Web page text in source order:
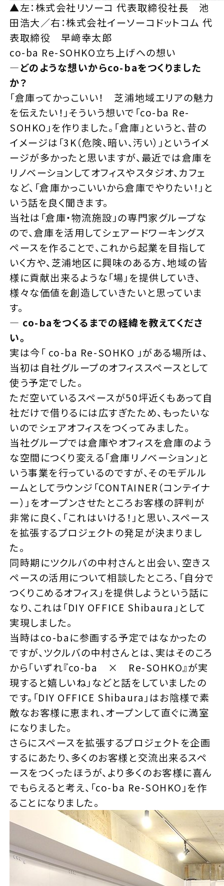
▲左：株式会社リソーコ 代表取締役社長 池
田浩大／右：株式会社イーソーコドットコム 代
表取締役 早﨑幸太郎
co-ba Re-SOHKO立ち上げへの想い
—どのような想いからco-baをつくりました
か？
「倉庫ってかっこいい！ 芝浦地域エリアの魅力
を伝えたい！」そういう想いで「co-ba Re-
SOHKO」を作りました。「倉庫」というと、昔の
イメージは「3K（危険、暗い、汚い）」というイメ
ージが多かったと思いますが、最近では倉庫を
リノベーションしてオフィスやスタジオ、カフェ
など、「倉庫かっこいいから倉庫でやりたい！」と
いう話を良く聞きます。
当社は「倉庫・物流施設」の専門家グループな
ので、倉庫を活用してシェアードワーキングス
ペースを作ることで、これから起業を目指して
いく方や、芝浦地区に興味のある方、地域の皆
様に貢献出来るような「場」を提供していき、
様々な価値を創造していきたいと思っていま
す。
— co-baをつくるまでの経緯を教えてくださ
い。
実は今「 co-ba Re-SOHKO 」がある場所は、
当初は自社グループのオフィススペースとして
使う予定でした。
ただ空いているスペースが50坪近くもあって自
社だけで借りるには広すぎたため、もったいな
いのでシェアオフィスをつくってみました。
当社グループでは倉庫やオフィスを倉庫のよう
な空間につくり変える「倉庫リノベーション」と
いう事業を行っているのですが、そのモデルル
ームとしてラウンジ「CONTAINER（コンテイナ
ー）」をオープンさせたところお客様の評判が
非常に良く、「これはいける！」と思い、スペース
を拡張するプロジェクトの発足が決まりまし
た。
同時期にツクルバの中村さんと出会い、空きス
ペースの活用について相談したところ、「自分で
つくりこめるオフィス」を提供しようという話に
なり、これは「DIY OFFICE Shibaura」として
実現しました。
当時はco-baに参画する予定ではなかったの
ですが、ツクルバの中村さんとは、実はそのころ
から「いずれ『co-ba × Re-SOHKO』が実
現すると嬉しいね」などと話をしていましたの
です。「DIY OFFICE Shibaura」はお陰様で素
敵なお客様に恵まれ、オープンして直ぐに満室
になりました。
さらにスペースを拡張するプロジェクトを企画
するにあたり、多くのお客様と交流出来るスペ
ースをつくったほうが、より多くのお客様に喜ん
でもらえると考え、「co-ba Re-SOHKO」を作
ることになりました。